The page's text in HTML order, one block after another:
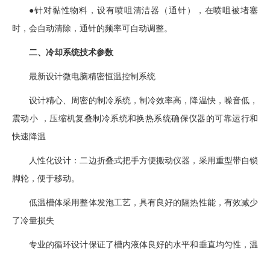
●针对黏性物料，设有喷咀清洁器（通针），在喷咀被堵塞
时，会自动清除，通针的频率可自动调整。
二、冷却系统技术参数
最新设计微电脑精密恒温控制系统
设计精心、周密的制冷系统，制冷效率高，降温快，噪音低，
震动小 ，压缩机复叠制冷系统和换热系统确保仪器的可靠运行和
快速降温
人性化设计：二边折叠式把手方便搬动仪器，采用重型带自锁
脚轮，便于移动。
低温槽体采用整体发泡工艺，具有良好的隔热性能，有效减少
了冷量损失
专业的循环设计保证了槽内液体良好的水平和垂直均匀性，温